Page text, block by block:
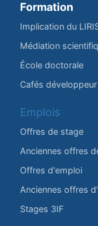
Formation
Implication du
Médiation
École doctorale
Cafés développeur
Emplois
Offres de stage
Anciennes offres
Offres d'emploi
Anciennes offres
Stages 3IF